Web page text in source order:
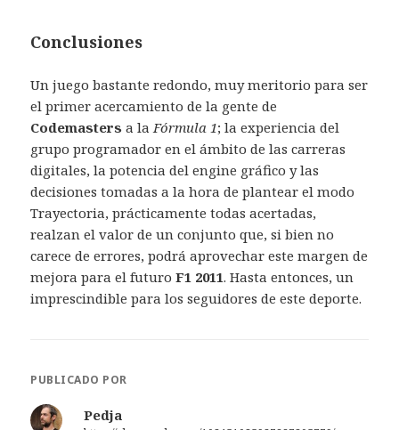
Conclusiones
Un juego bastante redondo, muy meritorio para ser
el primer acercamiento de la gente de
Codemasters a la Fórmula 1; la experiencia del
grupo programador en el ámbito de las carreras
digitales, la potencia del engine gráfico y las
decisiones tomadas a la hora de plantear el modo
Trayectoria, prácticamente todas acertadas,
realzan el valor de un conjunto que, si bien no
carece de errores, podrá aprovechar este margen de
mejora para el futuroF1 2011. Hasta entonces, un
imprescindible para los seguidores de este deporte.
PUBLICADO POR
Pedja